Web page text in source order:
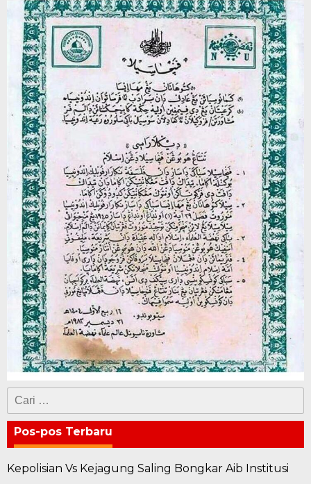
Cari
untuk:
Pos-pos Terbaru
Kepolisian Vs Kejagung Saling Bongkar Aib Institusi